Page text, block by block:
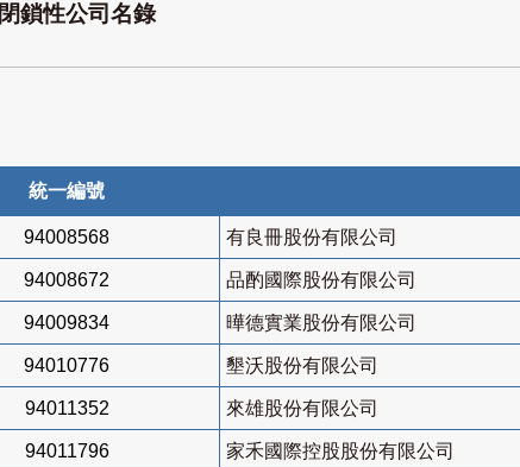
閉鎖性公司名錄
統一編號
94008568 有良冊股份有限公司
94008672 品酌國際股份有限公司
94009834 曄德實業股份有限公司
94010776 墾沃股份有限公司
94011352 來雄股份有限公司
94011796 家禾國際控股股份有限公司